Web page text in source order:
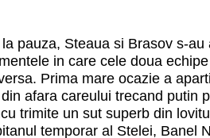
pauza, Steaua si Brasov s-
in care cele doua
Prima mare ocazie a
afara careului trecand putin
trimite un sut superb din
temporar al Stelei, Banel